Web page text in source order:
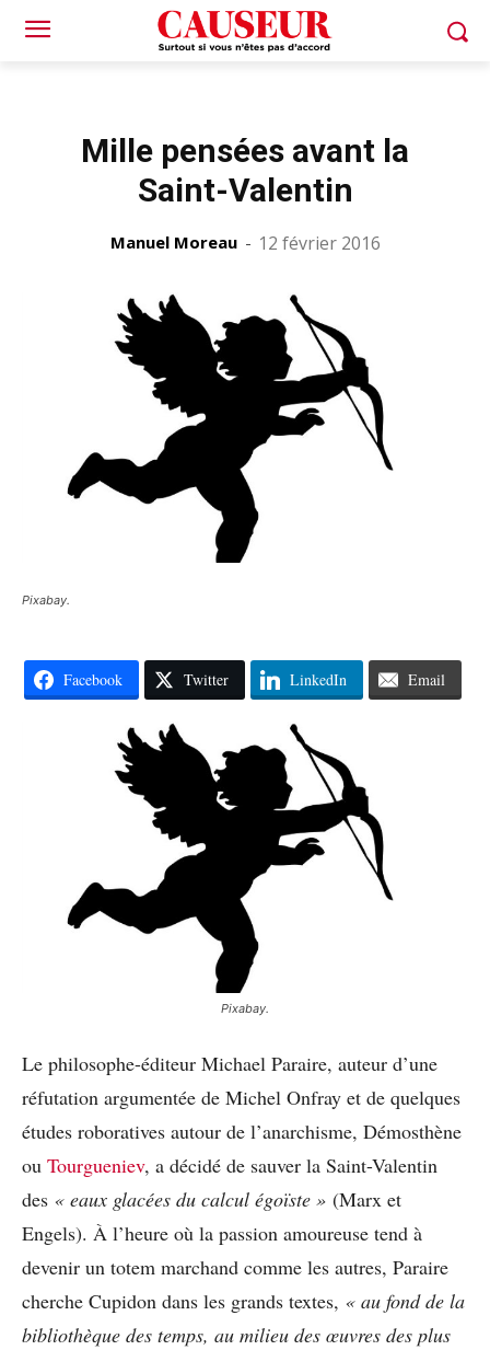
Mille pensées avant la
Saint-Valentin
Manuel Moreau - 12 février 2016
Pixabay.
Facebook Twitter LinkedIn Email
Pixabay.
Le philosophe-éditeur Michael Paraire, auteur d’une
réfutation argumentée de Michel Onfray et de quelques
études roboratives autour de l’anarchisme, Démosthène
ou Tourgueniev, a décidé de sauver la Saint-Valentin
des « eaux glacées du calcul égoïste » (Marx et
Engels). À l’heure où la passion amoureuse tend à
devenir un totem marchand comme les autres, Paraire
cherche Cupidon dans les grands textes, « au fond de la
bibliothèque des temps, au milieu des œuvres des plus